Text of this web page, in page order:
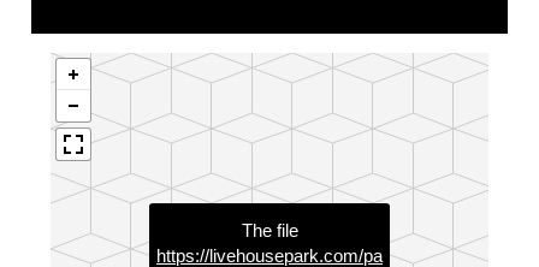
The file
https://livehousepark.com/pa